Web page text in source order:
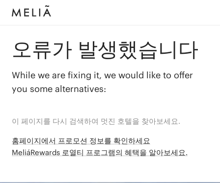
오류가 발생했습니다
While we are fixing it, we would like to offer
you some alternatives:
이 페이지를 다시 검색하여 멋진 호텔을 찾아보세요.
홈페이지에서 프로모션 정보를 확인하세요
MeliáRewards 로열티 프로그램의 혜택을 알아보세요.